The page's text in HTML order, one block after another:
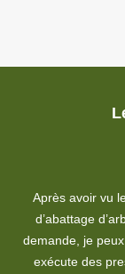
Travail soigné,